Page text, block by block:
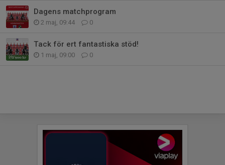
Dagens matchprogram
2 maj, 09:44 0
Tack för ert fantastiska stöd!
1 maj, 09:00 0